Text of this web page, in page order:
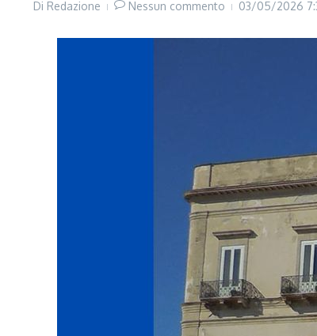
Di Redazione Nessun commento 03/05/2026